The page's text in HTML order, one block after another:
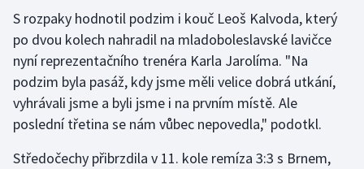
Lezení
Lyže a snowboard
Moderní pětiboj
S rozpaky hodnotil podzim i kouč Leoš Kalvoda, který
po dvou kolech nahradil na mladoboleslavské lavičce
nyní reprezentačního trenéra Karla Jarolíma. "Na
podzim byla pasáž, kdy jsme měli velice dobrá utkání,
vyhrávali jsme a byli jsme i na prvním místě. Ale
poslední třetina se nám vůbec nepovedla," podotkl.
Středočechy přibrzdila v 11. kole remíza 3:3 s Brnem,